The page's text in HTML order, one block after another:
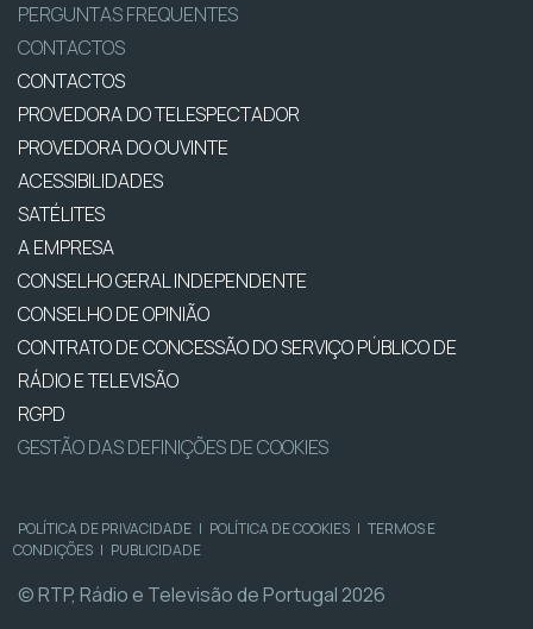
PERGUNTAS FREQUENTES
CONTACTOS
CONTACTOS
PROVEDORA DO TELESPECTADOR
PROVEDORA DO OUVINTE
ACESSIBILIDADES
SATÉLITES
A EMPRESA
CONSELHO GERAL INDEPENDENTE
CONSELHO DE OPINIÃO
CONTRATO DE CONCESSÃO DO SERVIÇO PÚBLICO DE
RÁDIO E TELEVISÃO
RGPD
GESTÃO DAS DEFINIÇÕES DE COOKIES
POLÍTICA DE PRIVACIDADE | POLÍTICA DE COOKIES | TERMOS E
CONDIÇÕES | PUBLICIDADE
© RTP, Rádio e Televisão de Portugal 2026